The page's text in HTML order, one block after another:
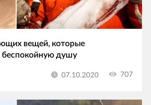
вещей, которые
душу
07.10.2020 707